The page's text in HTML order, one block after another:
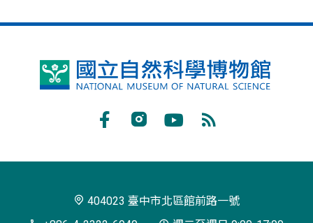
國
閱
404023 臺中市北區館前路一號